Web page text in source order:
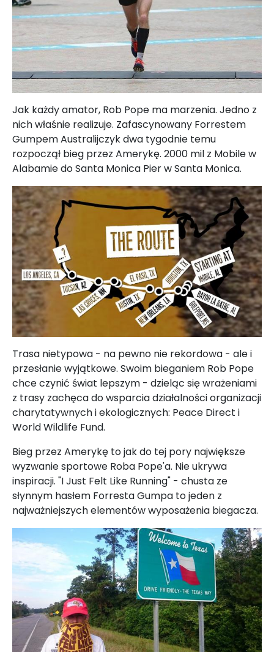
Jak każdy amator, Rob Pope ma marzenia. Jedno z
nich właśnie realizuje. Zafascynowany Forrestem
Gumpem Australijczyk dwa tygodnie temu
rozpoczął bieg przez Amerykę. 2000 mil z Mobile w
Alabamie do Santa Monica Pier w Santa Monica.
Trasa nietypowa - na pewno nie rekordowa - ale i
przesłanie wyjątkowe. Swoim bieganiem Rob Pope
chce czynić świat lepszym - dzieląc się wrażeniami
z trasy zachęca do wsparcia działalności organizacji
charytatywnych i ekologicznych: Peace Direct i
World Wildlife Fund.
Bieg przez Amerykę to jak do tej pory największe
wyzwanie sportowe Roba Pope'a. Nie ukrywa
inspiracji. "I Just Felt Like Running" - chusta ze
słynnym hasłem Forresta Gumpa to jeden z
najważniejszych elementów wyposażenia biegacza.